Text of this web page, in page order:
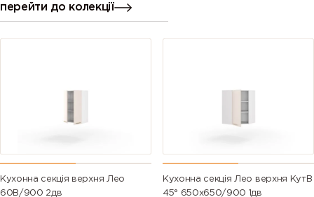
перейти до колекції
Кухонна секція верхня Лео
60В/900 2дв
Кухонна секція Лео верхня КутВ
45° 650х650/900 1дв